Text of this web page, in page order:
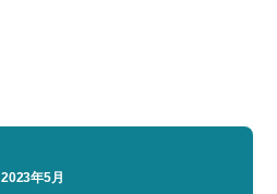
2023年5月